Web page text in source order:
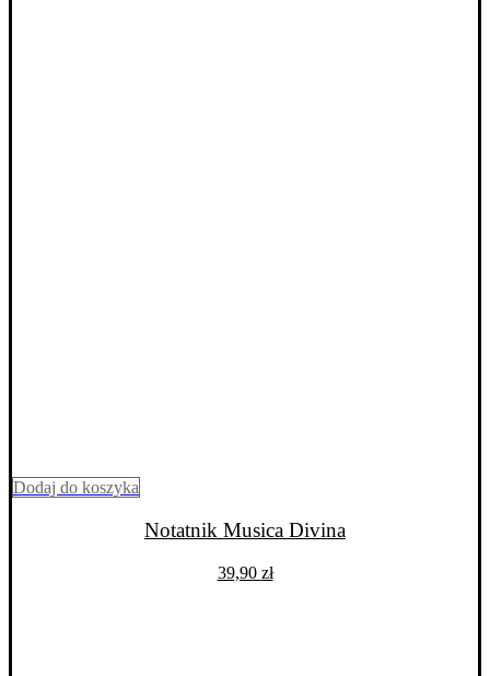
Dodaj do koszyka
Notatnik Musica Divina
39,90 zł